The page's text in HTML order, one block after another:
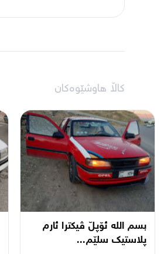
کاڵا هاوشێوەکان
بسم اللە ئۆپڵ ڤیکترا ئارم
پلاستیک سلێم...